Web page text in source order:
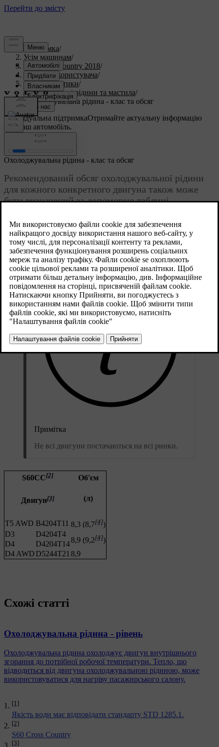
Підтримка/
Усім машинам/
S60 Cross Country 2018/
Посібник користувача/
Характеристики/
Технологічні рідини та мастила/
Охолоджувальна рідина - клас та обсяг
Індивідуальна підтримкаОтримайте актуальну інформацію
про ваш автомобіль.
Охолоджувальна рідина - клас та обсяг
Рекомендований обсяг охолоджувальної рідини
для кожного конкретного двигуна також може
бути визначений за допомогою таблиці.
Рекомендований клас:Охолоджуюча рідина, рекомендована
Volvo, на50% змішана з водою[1], див. інструкції на упаковці.
Примітка
Не всі двигуни постачаються на всі ринки.
S60CC[2]
Двигун[3]
Об'єм
(л)
T5 AWD B4204T11 8,3 (8,7[4])
D3
D4204T4
8,9 (9,2[4])
D4
D4204T14
D4 AWD D5244T21 8,9
[1]
Якість води має відповідати стандарту STD 1285.1.
[2]
S60 Cross Country
[3]
Схожі статті
Охолоджувальна рідина - рівень
Охолоджувальна рідина охолоджує двигун внутрішнього
згорання до потрібної робочої температури. Тепло, що
відводиться від двигуна охолоджувальною рідиною, може
використовуватися для нагріву пасажирського салону.